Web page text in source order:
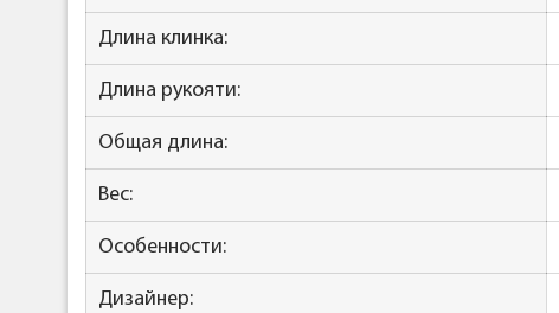
Длина клинка:
Длина рукояти:
Общая длина:
Вес:
Особенности:
Дизайнер: